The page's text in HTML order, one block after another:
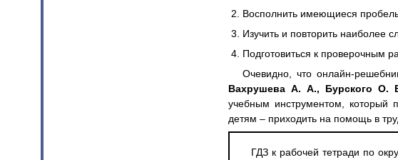
Восполнить имеющиеся
Изучить и повторить наиболее
Подготовиться к проверочным
Очевидно, что онлайн-
Вахрушева А. А., Бурского О.
учебным инструментом, который
детям – приходить на помощь в
ГДЗ к рабочей тетради по